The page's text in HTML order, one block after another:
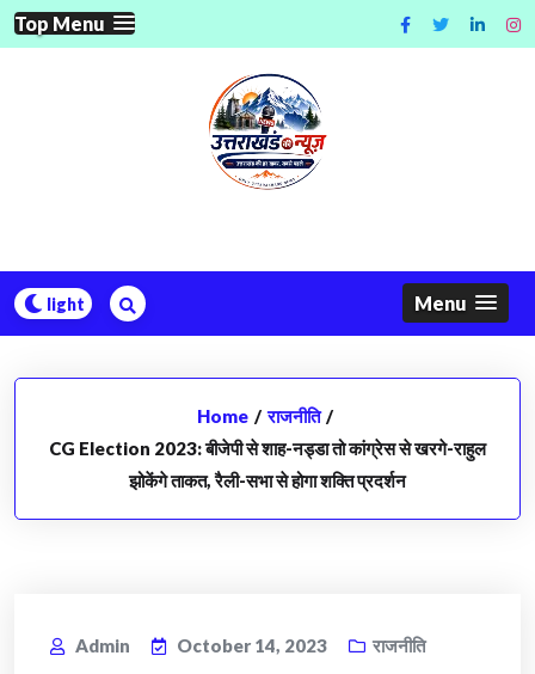
Skip
to
Top Menu
Menu
Home / राजनीति /
CG Election 2023: बीजेपी से शाह-नड्डा तो कांग्रेस से खरगे-राहुल
झोकेंगे ताकत, रैली-सभा से होगा शक्ति प्रदर्शन
Admin October 14, 2023 राजनीति